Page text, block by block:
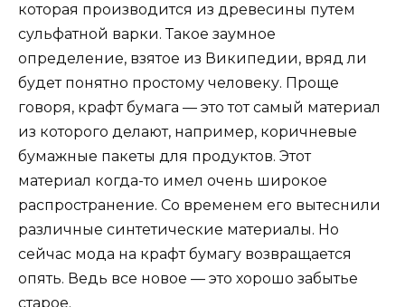
которая производится из древесины путем
сульфатной варки. Такое заумное
определение, взятое из Википедии, вряд ли
будет понятно простому человеку. Проще
говоря, крафт бумага — это тот самый материал
из которого делают, например, коричневые
бумажные пакеты для продуктов. Этот
материал когда-то имел очень широкое
распространение. Со временем его вытеснили
различные синтетические материалы. Но
сейчас мода на крафт бумагу возвращается
опять. Ведь все новое — это хорошо забытье
старое.